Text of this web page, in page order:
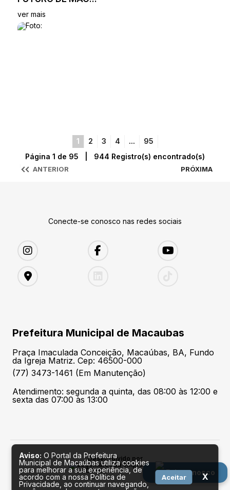
Fale conosco
ver mais
1 2 3 4 ... 95
ANTERIOR
Página 1 de 95 | 944 Registro(s) encontrado(s)
PRÓXIMA
Conecte-se conosco nas redes sociais
Prefeitura Municipal de Macaubas
Praça Imaculada Conceição, Macaúbas, BA, Fundo
da Igreja Matriz. Cep: 46500-000
(77) 3473-1461 (Em Manutenção)
Atendimento: segunda a quinta, das 08:00 às 12:00 e
sexta das 07:00 às 13:00
Desenvolvido por
Aviso: O Portal da Prefeitura
Municipal de Macaúbas utiliza cookies
para melhorar a sua experiência, de
acordo com a nossa Política de
Privacidade, ao continuar navegando,
Aceitar X